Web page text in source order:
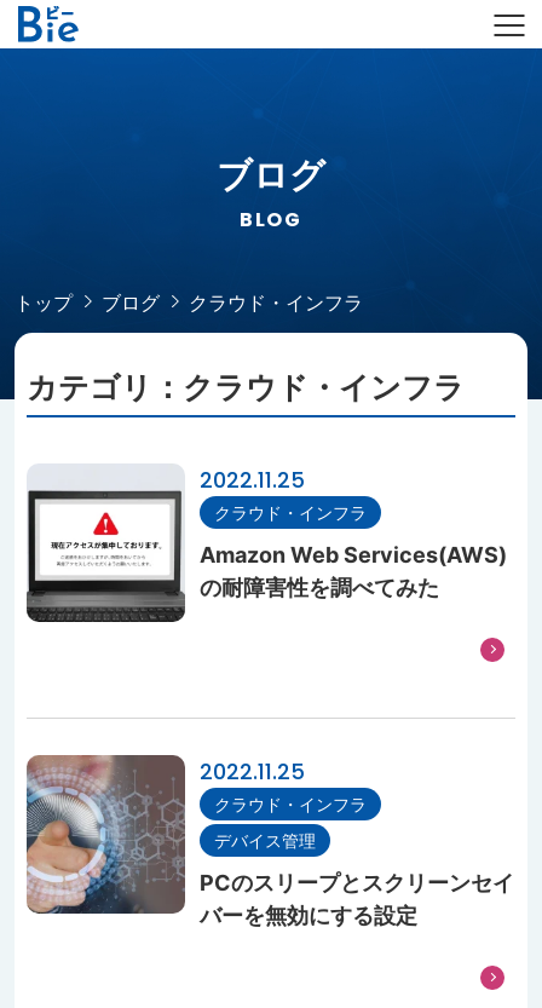
ブログ
BLOG
トップ ブログ クラウド・インフラ
カテゴリ：クラウド・インフラ
2022.11.25
クラウド・インフラ
Amazon Web Services(AWS)
の耐障害性を調べてみた
2022.11.25
クラウド・インフラ
デバイス管理
PCのスリープとスクリーンセイ
バーを無効にする設定